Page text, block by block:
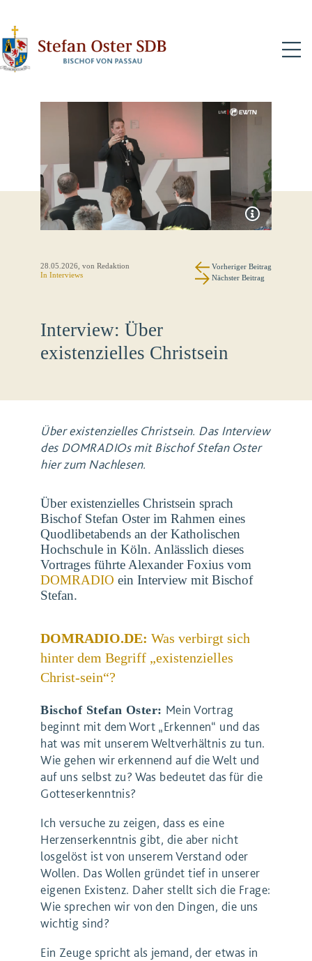
28.05.2026 , von Redaktion
InInterviews
Vorheriger Beitrag
Nächster Beitrag
Interview: Über
existenzielles Christsein
Über existenzielles Christsein. Das Interview
des DOMRADIOs mit Bischof Stefan Oster
hier zum Nachlesen.
Über existenzielles Christsein sprach
Bischof Stefan Oster im Rahmen eines
Quodlibetabends an der Katholischen
Hochschule in Köln. Anlässlich dieses
Vortrages führte Alexander Foxius vom
DOMRADIO ein Interview mit Bischof
Stefan.
DOMRADIO.DE:Was verbirgt sich
hinter dem Begriff „existenzielles
Christ-sein“?
Bischof Stefan Oster: Mein Vortrag
beginnt mit dem Wort „Erkennen“ und das
hat was mit unserem Weltverhältnis zu tun.
Wie gehen wir erkennend auf die Welt und
auf uns selbst zu? Was bedeutet das für die
Gotteserkenntnis?
Ich versuche zu zeigen, dass es eine
Herzenserkenntnis gibt, die aber nicht
losgelöst ist von unserem Verstand oder
Wollen. Das Wollen gründet tief in unserer
eigenen Existenz. Daher stellt sich die Frage:
Wie sprechen wir von den Dingen, die uns
wichtig sind?
Ein Zeuge spricht als jemand, der etwas in